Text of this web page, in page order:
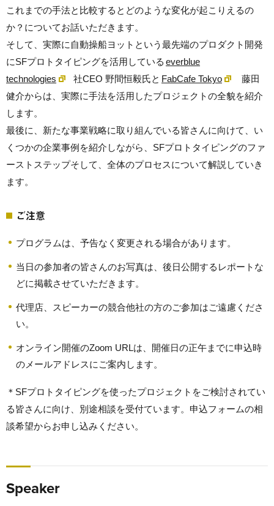
これまでの手法と比較するとどのような変化が起こりえるの
か？についてお話いただきます。
そして、実際に自動操船ヨットという最先端のプロダクト開発
にSFプロトタイピングを活用している everblue
technologies
社CEO 野間恒毅氏と FabCafe Tokyo
藤田
健介からは、実際に手法を活用したプロジェクトの全貌を紹介
します。
最後に、新たな事業戦略に取り組んでいる皆さんに向けて、い
くつかの企業事例を紹介しながら、SFプロトタイピングのファ
ーストステップそして、全体のプロセスについて解説していき
ます。
ご注意
プログラムは、予告なく変更される場合があります。
当日の参加者の皆さんのお写真は、後日公開するレポートな
どに掲載させていただきます。
代理店、スピーカーの競合他社の方のご参加はご遠慮くださ
い。
オンライン開催のZoom URLは、開催日の正午までに申込時
のメールアドレスにご案内します。
＊SFプロトタイピングを使ったプロジェクトをご検討されてい
る皆さんに向け、別途相談を受付ています。申込フォームの相
談希望からお申し込みください。
Speaker